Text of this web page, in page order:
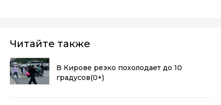
Читайте также
В Кирове резко похолодает до 10
градусов(0+)